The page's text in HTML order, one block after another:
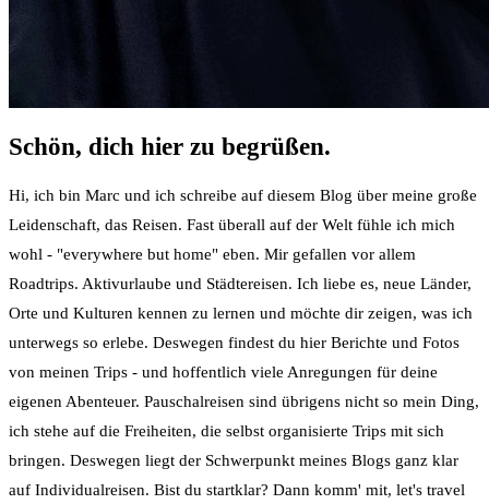
Schön, dich hier zu begrüßen.
Hi, ich bin Marc und ich schreibe auf diesem Blog über meine große
Leidenschaft, das Reisen. Fast überall auf der Welt fühle ich mich
wohl - "everywhere but home" eben. Mir gefallen vor allem
Roadtrips. Aktivurlaube und Städtereisen. Ich liebe es, neue Länder,
Orte und Kulturen kennen zu lernen und möchte dir zeigen, was ich
unterwegs so erlebe. Deswegen findest du hier Berichte und Fotos
von meinen Trips - und hoffentlich viele Anregungen für deine
eigenen Abenteuer. Pauschalreisen sind übrigens nicht so mein Ding,
ich stehe auf die Freiheiten, die selbst organisierte Trips mit sich
bringen. Deswegen liegt der Schwerpunkt meines Blogs ganz klar
auf Individualreisen. Bist du startklar? Dann komm' mit, let's travel